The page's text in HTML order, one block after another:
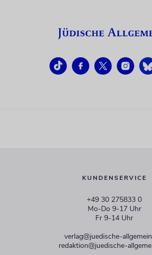
KUNDENSERVICE
+49 30 275833 0
Mo-Do 9-17 Uhr
Fr 9-14 Uhr
verlag@juedische-
redaktion@juedische-